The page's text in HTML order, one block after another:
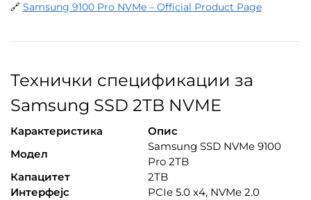
🔗 Samsung 9100 Pro NVMe – Official Product Page
Технички спецификации за
Samsung SSD 2TB NVME
Карактеристика
Опис
Модел
Samsung SSD NVMe 9100
Pro 2TB
Капацитет
2TB
Интерфејс
PCIe 5.0 x4, NVMe 2.0